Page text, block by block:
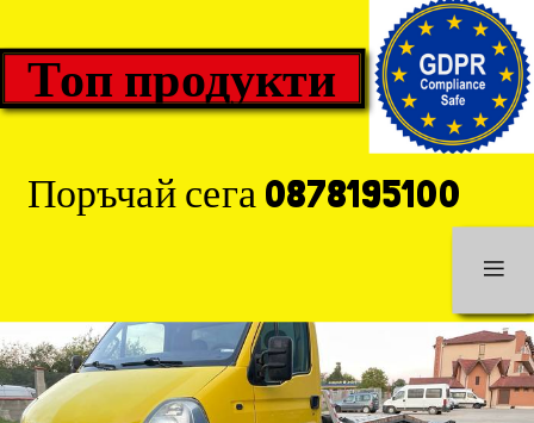
Поръчай сега 0878195100
Топ продукти